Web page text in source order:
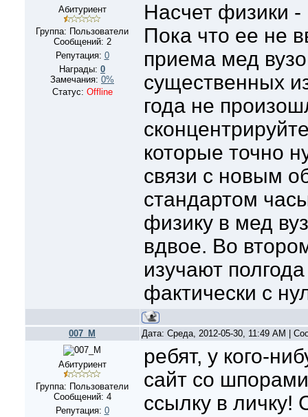
Абитуриент
Группа: Пользователи
Сообщений: 2
Репутация: 0
Награды: 0
Замечания: 0%
Статус: Offline
Насчет физики -
Пока что ее не
приема мед
существенных
года не
которые точно
связи с новым
стандартом
физику в мед
вдвое. Во
изучают
фактически с
007_M Дата: Среда, 2012-05-30, 11:49 AM |
Абитуриент
Группа: Пользователи
Сообщений: 4
Репутация: 0
ребят, у кого-
сайт со
ссылку в личку!